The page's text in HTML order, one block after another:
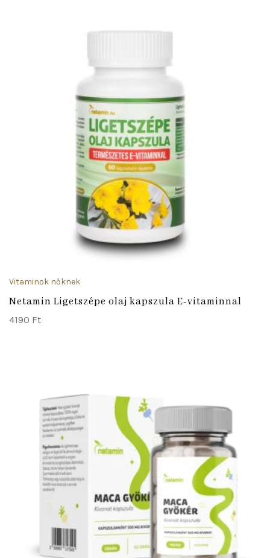
Vitaminok nőknek
Netamin Ligetszépe olaj kapszula E-vitaminnal
4190 Ft